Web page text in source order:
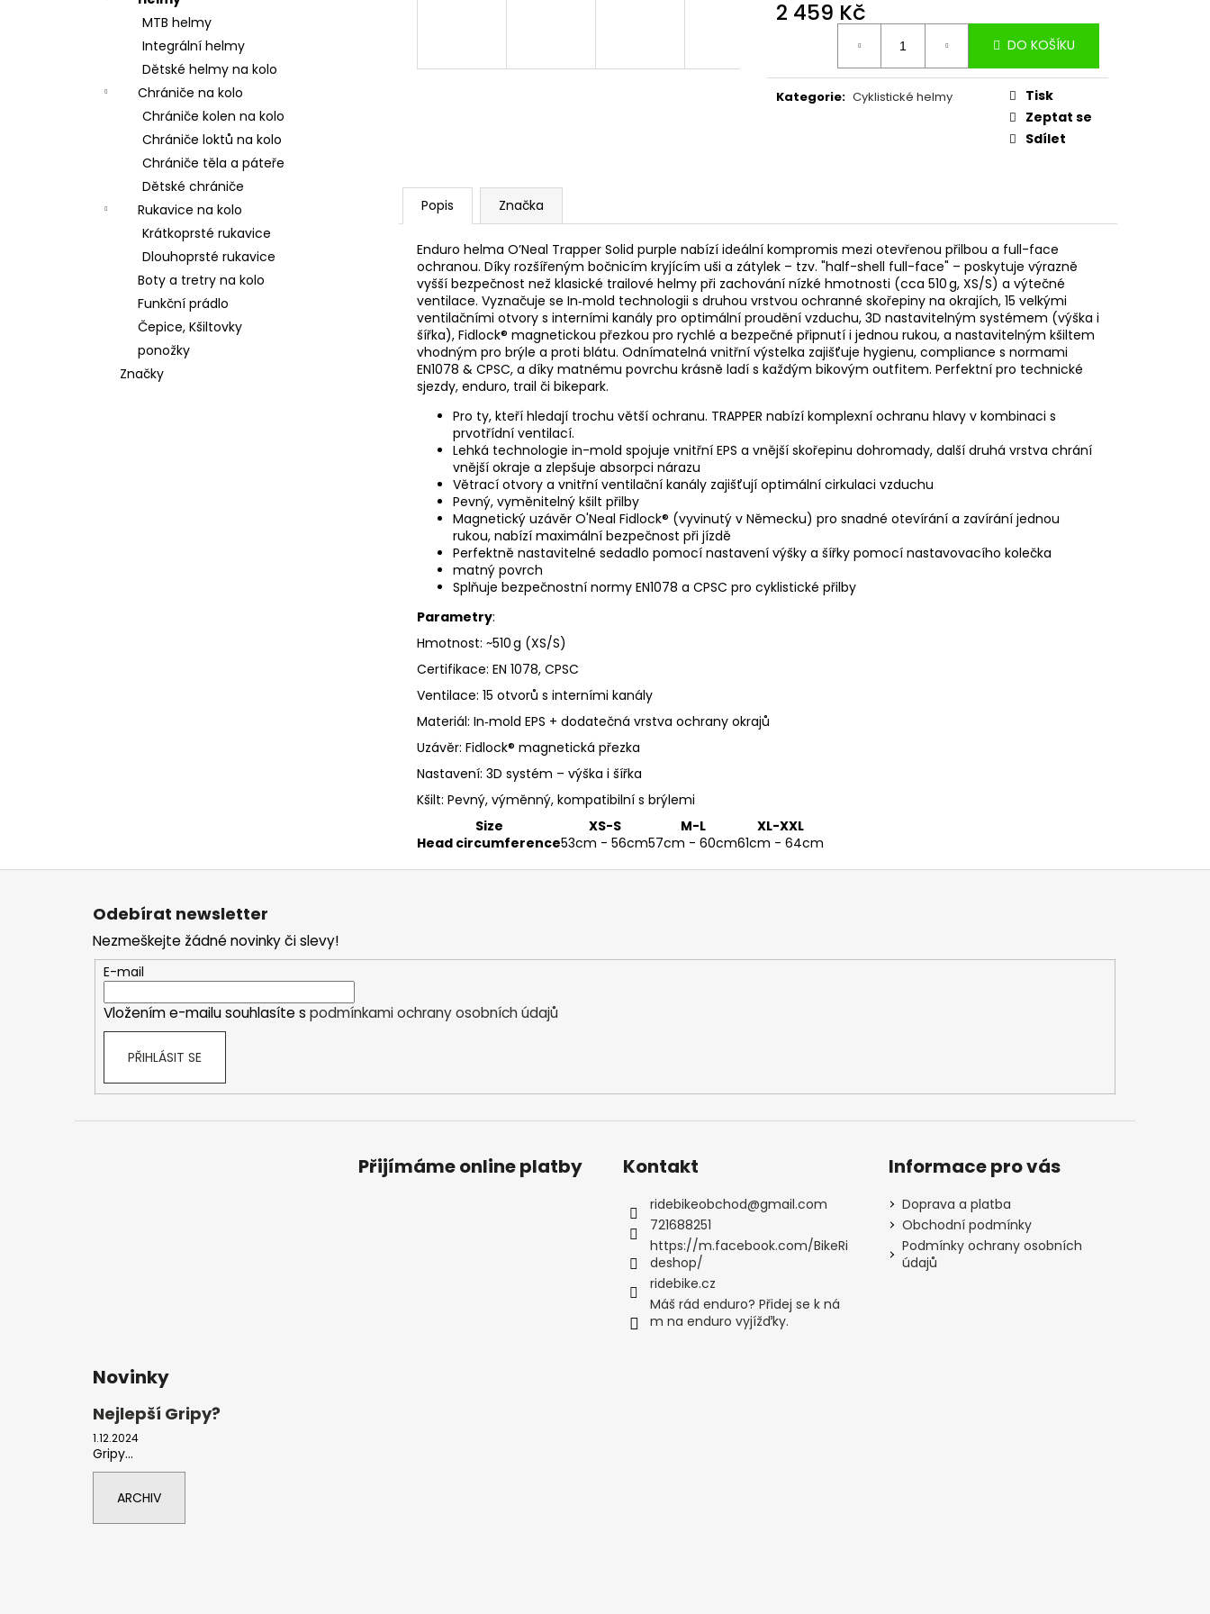
MTB helmy
Integrální helmy
Dětské helmy na kolo
Chrániče na kolo
Chrániče kolen na kolo
Chrániče loktů na kolo
Chrániče těla a páteře
Dětské chrániče
Rukavice na kolo
Krátkoprsté rukavice
Dlouhoprsté rukavice
Boty a tretry na kolo
Funkční prádlo
Čepice, Kšiltovky
ponožky
Značky
2 459 Kč
DO KOŠÍKU
Kategorie: Cyklistické helmy
Tisk
Zeptat se
Sdílet
Popis Značka
Enduro helma O’Neal Trapper Solid purple nabízí ideální kompromis mezi otevřenou přilbou a full-face
ochranou. Díky rozšířeným bočnicím kryjícím uši a zátylek – tzv. "half-shell full-face" – poskytuje výrazně
vyšší bezpečnost než klasické trailové helmy při zachování nízké hmotnosti (cca 510 g, XS/S) a výtečné
ventilace. Vyznačuje se In‑mold technologii s druhou vrstvou ochranné skořepiny na okrajích, 15 velkými
ventilačními otvory s interními kanály pro optimální proudění vzduchu, 3D nastavitelným systémem (výška i
šířka), Fidlock® magnetickou přezkou pro rychlé a bezpečné připnutí i jednou rukou, a nastavitelným kšiltem
vhodným pro brýle a proti blátu. Odnímatelná vnitřní výstelka zajišťuje hygienu, compliance s normami
EN1078 & CPSC, a díky matnému povrchu krásně ladí s každým bikovým outfitem. Perfektní pro technické
sjezdy, enduro, trail či bikepark.
Pro ty, kteří hledají trochu větší ochranu. TRAPPER nabízí komplexní ochranu hlavy v kombinaci s
prvotřídní ventilací.
Lehká technologie in-mold spojuje vnitřní EPS a vnější skořepinu dohromady, další druhá vrstva chrání
vnější okraje a zlepšuje absorpci nárazu
Větrací otvory a vnitřní ventilační kanály zajišťují optimální cirkulaci vzduchu
Pevný, vyměnitelný kšilt přilby
Magnetický uzávěr O'Neal Fidlock® (vyvinutý v Německu) pro snadné otevírání a zavírání jednou
rukou, nabízí maximální bezpečnost při jízdě
Perfektně nastavitelné sedadlo pomocí nastavení výšky a šířky pomocí nastavovacího kolečka
matný povrch
Splňuje bezpečnostní normy EN1078 a CPSC pro cyklistické přilby
Parametry:
Hmotnost: ~510 g (XS/S)
Certifikace: EN 1078, CPSC
Ventilace: 15 otvorů s interními kanály
Materiál: In‑mold EPS + dodatečná vrstva ochrany okrajů
Uzávěr: Fidlock® magnetická přezka
Nastavení: 3D systém – výška i šířka
Kšilt: Pevný, výměnný, kompatibilní s brýlemi
Size
XS-S M-L
XL-XXL
Head circumference53cm - 56cm57cm - 60cm61cm - 64cm
868 Kč
Původně:1 690 Kč
Z
Odebírat newsletter
Nezmeškejte žádné novinky či slevy!
E-mail
Vložením e-mailu souhlasíte s podmínkami ochrany osobních údajů
PŘIHLÁSIT SE
Přijímáme online platby Kontakt
ridebikeobchod@gmail.com
721688251
https://m.facebook.com/BikeRi
deshop/
ridebike.cz
Máš rád enduro? Přidej se k ná
m na enduro vyjížďky.
Informace pro vás
Doprava a platba
Obchodní podmínky
Podmínky ochrany osobních
údajů
Novinky
Nejlepší Gripy?
1.12.2024
Gripy...
ARCHIV